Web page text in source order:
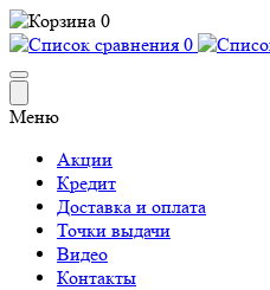
0
0
Меню
Акции
Кредит
Доставка и оплата
Точки выдачи
Видео
Контакты